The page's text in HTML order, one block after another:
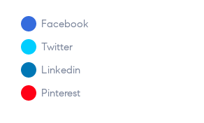
Facebook
Twitter
Linkedin
Pinterest